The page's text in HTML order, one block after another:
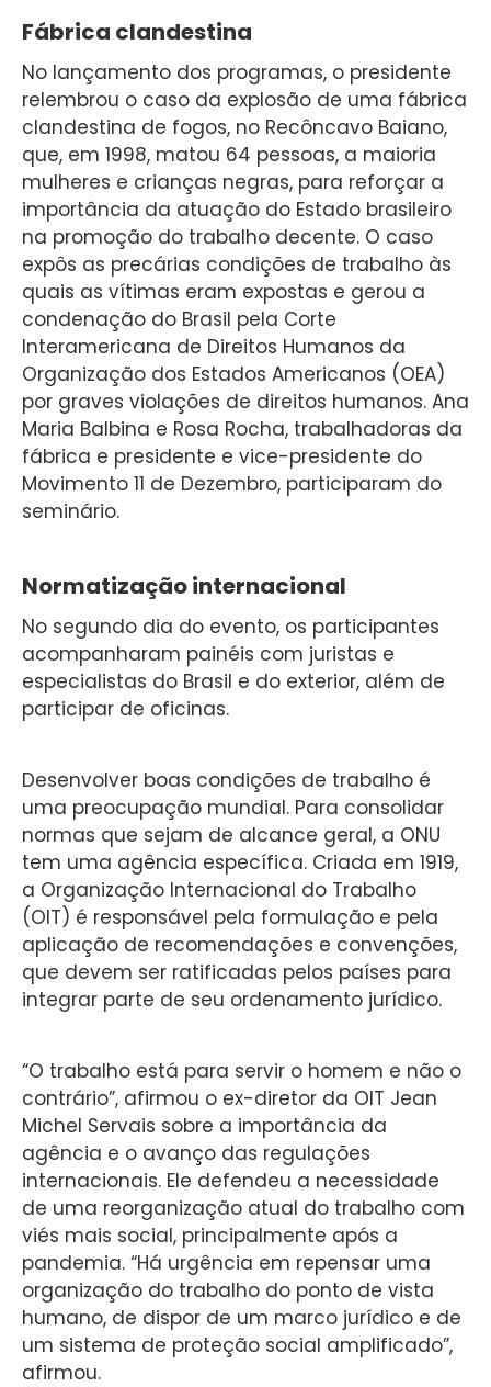
Fábrica clandestina
No lançamento dos programas, o presidente
relembrou o caso da explosão de uma fábrica
clandestina de fogos, no Recôncavo Baiano,
que, em 1998, matou 64 pessoas, a maioria
mulheres e crianças negras, para reforçar a
importância da atuação do Estado brasileiro
na promoção do trabalho decente. O caso
expôs as precárias condições de trabalho às
quais as vítimas eram expostas e gerou a
condenação do Brasil pela Corte
Interamericana de Direitos Humanos da
Organização dos Estados Americanos (OEA)
por graves violações de direitos humanos. Ana
Maria Balbina e Rosa Rocha, trabalhadoras da
fábrica e presidente e vice-presidente do
Movimento 11 de Dezembro, participaram do
seminário.
Normatização internacional
No segundo dia do evento, os participantes
acompanharam painéis com juristas e
especialistas do Brasil e do exterior, além de
participar de oficinas.
Desenvolver boas condições de trabalho é
uma preocupação mundial. Para consolidar
normas que sejam de alcance geral, a ONU
tem uma agência específica. Criada em 1919,
a Organização Internacional do Trabalho
(OIT) é responsável pela formulação e pela
aplicação de recomendações e convenções,
que devem ser ratificadas pelos países para
integrar parte de seu ordenamento jurídico.
“O trabalho está para servir o homem e não o
contrário”, afirmou o ex-diretor da OIT Jean
Michel Servais sobre a importância da
agência e o avanço das regulações
internacionais. Ele defendeu a necessidade
de uma reorganização atual do trabalho com
viés mais social, principalmente após a
pandemia. “Há urgência em repensar uma
organização do trabalho do ponto de vista
humano, de dispor de um marco jurídico e de
um sistema de proteção social amplificado”,
afirmou.